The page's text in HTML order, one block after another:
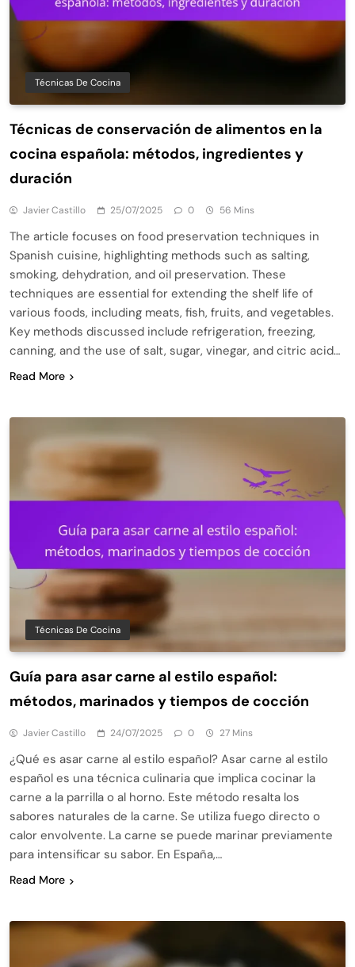
Técnicas De Cocina
Técnicas de conservación de alimentos en la
cocina española: métodos, ingredientes y
duración
Javier Castillo 25/07/2025 0 56 Mins
The article focuses on food preservation techniques in
Spanish cuisine, highlighting methods such as salting,
smoking, dehydration, and oil preservation. These
techniques are essential for extending the shelf life of
various foods, including meats, fish, fruits, and vegetables.
Key methods discussed include refrigeration, freezing,
canning, and the use of salt, sugar, vinegar, and citric acid…
Read More
Técnicas De Cocina
Guía para asar carne al estilo español:
métodos, marinados y tiempos de cocción
Javier Castillo 24/07/2025 0 27 Mins
¿Qué es asar carne al estilo español? Asar carne al estilo
español es una técnica culinaria que implica cocinar la
carne a la parrilla o al horno. Este método resalta los
sabores naturales de la carne. Se utiliza fuego directo o
calor envolvente. La carne se puede marinar previamente
para intensificar su sabor. En España,…
Read More